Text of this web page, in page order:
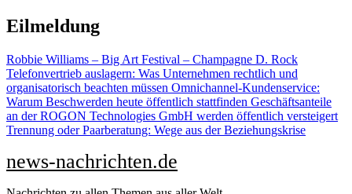
Zu
Inhalten
Eilmeldung
Robbie Williams – Big Art Festival – Champagne D. Rock
Telefonvertrieb auslagern: Was Unternehmen rechtlich und
organisatorisch beachten müssen Omnichannel-Kundenservice:
Warum Beschwerden heute öffentlich stattfinden Geschäftsanteile
an der ROGON Technologies GmbH werden öffentlich versteigert
Trennung oder Paarberatung: Wege aus der Beziehungskrise
news-nachrichten.de